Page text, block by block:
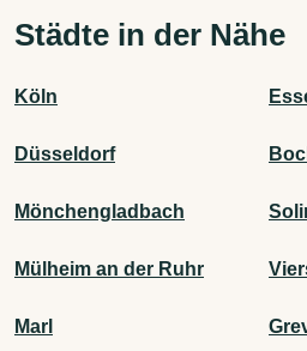
Städte in der Nähe
Köln
Düsseldorf
Mönchengladbach
Mülheim an der Ruhr
Marl